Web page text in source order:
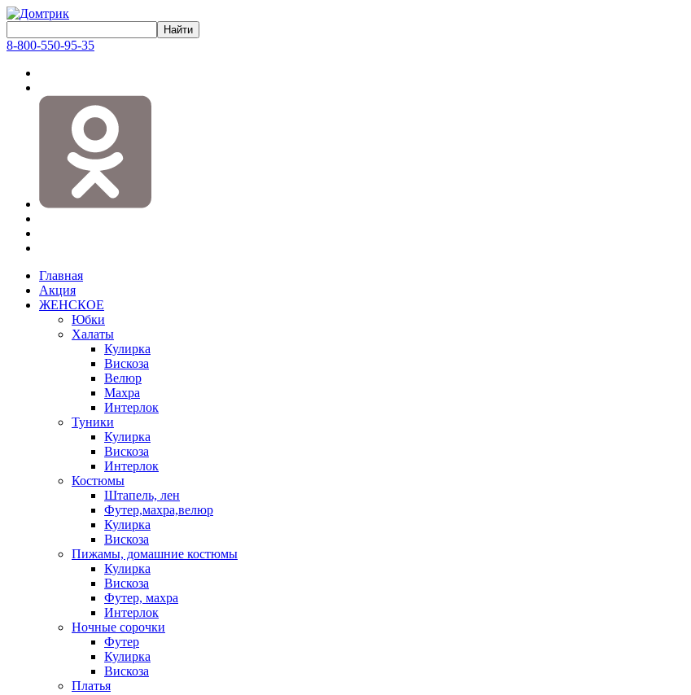
8-800-550-95-35
Главная
Акция
ЖЕНСКОЕ
Юбки
Халаты
Кулирка
Вискоза
Велюр
Махра
Интерлок
Туники
Кулирка
Вискоза
Интерлок
Костюмы
Штапель, лен
Футер,махра,велюр
Кулирка
Вискоза
Пижамы, домашние костюмы
Кулирка
Вискоза
Футер, махра
Интерлок
Ночные сорочки
Футер
Кулирка
Вискоза
Платья